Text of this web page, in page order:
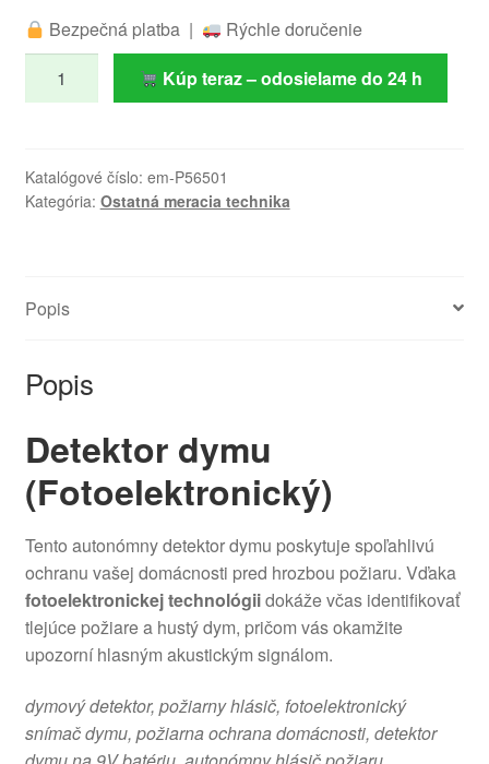
Bezpečná platba |
Rýchle doručenie
Fotoelektronický
GS536
vás
Kúp teraz – odosielame do 24 h
Katalógové číslo: em-P56501
Kategória: Ostatná meracia technika
Popis
Popis
Detektor dymu
(Fotoelektronický)
Tento autonómny detektor dymu poskytuje spoľahlivú
ochranu vašej domácnosti pred hrozbou požiaru. Vďaka
fotoelektronickej technológiidokáže včas identifikovať
tlejúce požiare a hustý dym, pričom vás okamžite
upozorní hlasným akustickým signálom.
dymový detektor, požiarny hlásič, fotoelektronický
snímač dymu, požiarna ochrana domácnosti, detektor